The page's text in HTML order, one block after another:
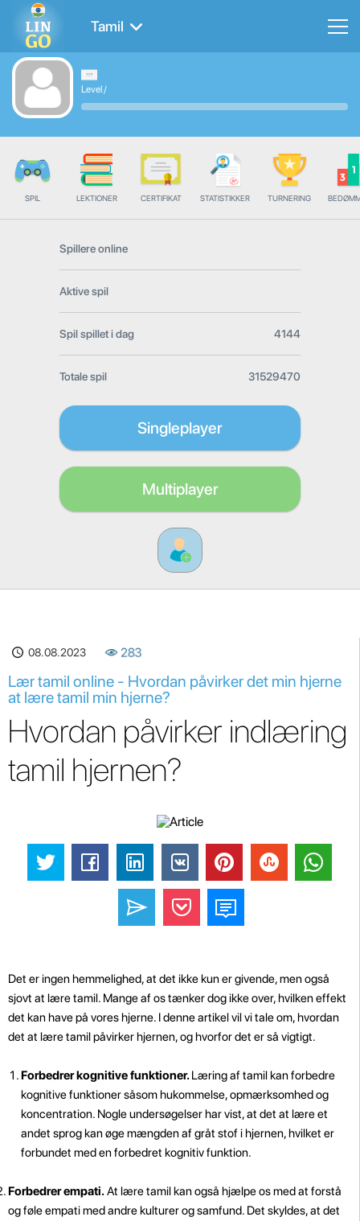
Tamil
Level/
SPIL LEKTIONER CERTIFIKAT STATISTIKKER TURNERING
Spillere online
Aktive spil
Spil spillet i dag 4144
Totale spil 31529470
Singleplayer
Multiplayer
08.08.2023 283
Lær tamil online - Hvordan påvirker det min hjerne
at lære tamil min hjerne?
Hvordan påvirker indlæring
tamil hjernen?
Det er ingen hemmelighed, at det ikke kun er givende, men også
sjovt at lære tamil. Mange af os tænker dog ikke over, hvilken effekt
det kan have på vores hjerne. I denne artikel vil vi tale om, hvordan
det at lære tamil påvirker hjernen, og hvorfor det er så vigtigt.
Forbedrer kognitive funktioner.Læring af tamil kan forbedre
kognitive funktioner såsom hukommelse, opmærksomhed og
koncentration. Nogle undersøgelser har vist, at det at lære et
andet sprog kan øge mængden af gråt stof i hjernen, hvilket er
forbundet med en forbedret kognitiv funktion.
Forbedrer empati.At lære tamil kan også hjælpe os med at forstå
og føle empati med andre kulturer og samfund. Det skyldes, at det